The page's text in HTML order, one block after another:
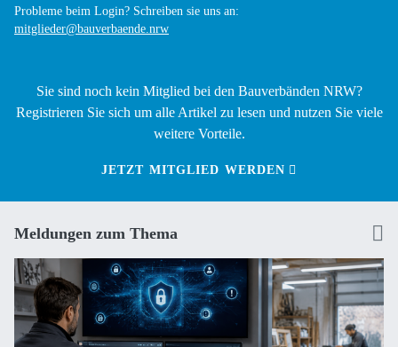
Probleme beim Login? Schreiben sie uns an:
mitglieder@bauverbaende.nrw
Sie sind noch kein Mitglied bei den Bauverbänden NRW?
Registrieren Sie sich um alle Artikel zu lesen und nutzen Sie viele
weitere Vorteile.
JETZT MITGLIED WERDEN
Meldungen zum Thema